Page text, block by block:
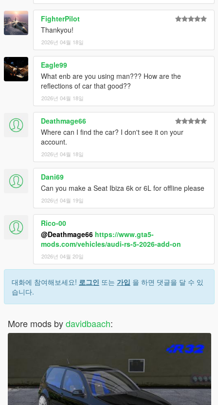
FighterPilot
Thankyou!
2026년 04월 18일
Eagle99
What enb are you using man??? How are the
reflections of car that good??
2026년 04월 18일
Deathmage66
Where can I find the car? I don't see it on your
account.
2026년 04월 18일
Dani69
Can you make a Seat Ibiza 6k or 6L for offline please
2026년 04월 19일
Rico-00
@Deathmage66 https://www.gta5-
mods.com/vehicles/audi-rs-5-2026-add-on
2026년 04월 20일
대화에 참여해보세요! 로그인 또는 가입 을 하면 댓글을 달 수 있
습니다.
More mods bydavidbaach: